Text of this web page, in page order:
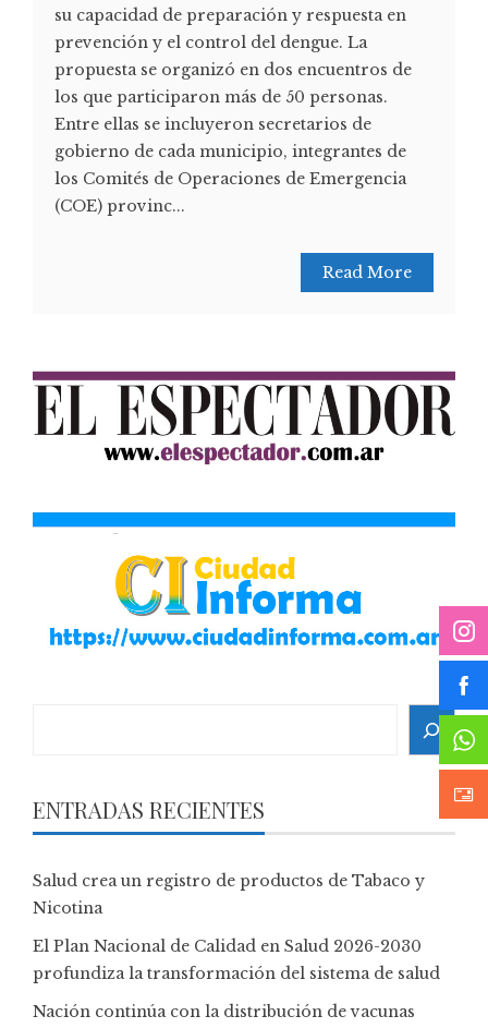
su capacidad de preparación y respuesta en
prevención y el control del dengue. La
propuesta se organizó en dos encuentros de
los que participaron más de 50 personas.
Entre ellas se incluyeron secretarios de
gobierno de cada municipio, integrantes de
los Comités de Operaciones de Emergencia
(COE) provinc...
Read More
ENTRADAS RECIENTES
Salud crea un registro de productos de Tabaco y
Nicotina
El Plan Nacional de Calidad en Salud 2026-2030
profundiza la transformación del sistema de salud
Nación continúa con la distribución de vacunas